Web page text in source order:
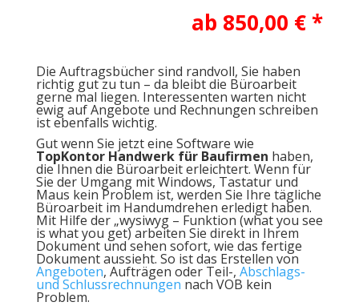
ab 850,00 € *
Die Auftragsbücher sind randvoll, Sie haben
richtig gut zu tun – da bleibt die Büroarbeit
gerne mal liegen. Interessenten warten nicht
ewig auf Angebote und Rechnungen schreiben
ist ebenfalls wichtig.
Gut wenn Sie jetzt eine Software wie
TopKontor Handwerk für Baufirmen haben,
die Ihnen die Büroarbeit erleichtert. Wenn für
Sie der Umgang mit Windows, Tastatur und
Maus kein Problem ist, werden Sie Ihre tägliche
Büroarbeit im Handumdrehen erledigt haben.
Mit Hilfe der „wysiwyg – Funktion (what you see
is what you get) arbeiten Sie direkt in Ihrem
Dokument und sehen sofort, wie das fertige
Dokument aussieht. So ist das Erstellen von
Angeboten, Aufträgen oder Teil-, Abschlags-
und Schlussrechnungen nach VOB kein
Problem.